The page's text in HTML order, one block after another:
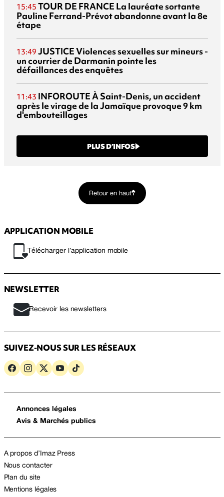
15:45 TOUR DE FRANCE La lauréate sortante
Pauline Ferrand-Prévot abandonne avant la 8e
étape
13:49 JUSTICEViolences sexuelles sur mineurs -
un courrier de Darmanin pointe les
défaillances des enquêtes
11:43 INFOROUTEÀ Saint-Denis, un accident
après le virage de la Jamaïque provoque 9 km
d'embouteillages
PLUS D’INFOS
Retour en haut
APPLICATION MOBILE
Télécharger l’application mobile
NEWSLETTER
Recevoir les newsletters
SUIVEZ-NOUS SUR LES RÉSEAUX
Annonces légales
Avis & Marchés publics
A propos d’Imaz Press
Nous contacter
Plan du site
Mentions légales